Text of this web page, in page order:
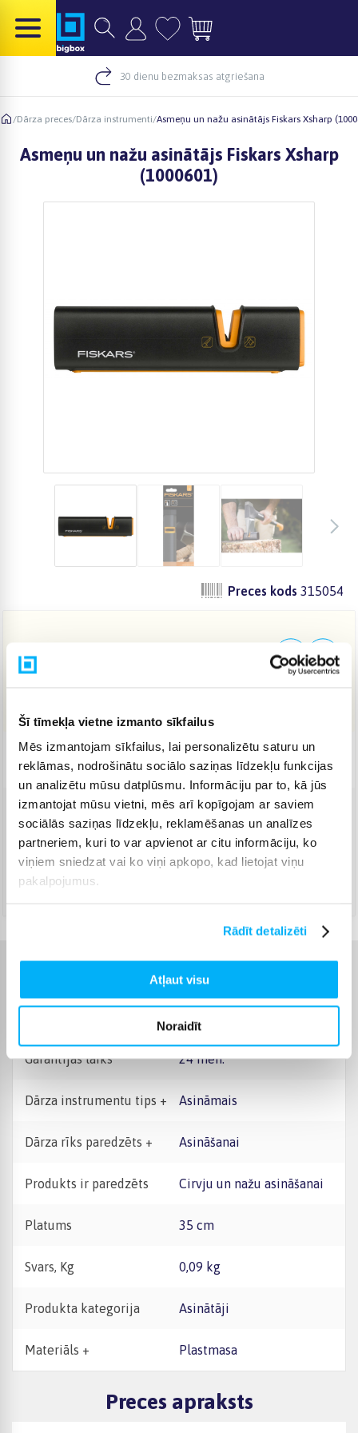
Šī tīmekļa vietne izmanto sīkfailus
Mēs izmantojam sīkfailus, lai personalizētu saturu un
reklāmas, nodrošinātu sociālo saziņas līdzekļu funkcijas
un analizētu mūsu datplūsmu. Informāciju par to, kā jūs
izmantojat mūsu vietni, mēs arī kopīgojam ar saviem
sociālās saziņas līdzekļu, reklamēšanas un analīzes
partneriem, kuri to var apvienot ar citu informāciju, ko
viņiem sniedzat vai ko viņi apkopo, kad lietojat viņu
pakalpojumus.
Rādīt detalizēti
Atļaut visu
Noraidīt
30 dienu bezmaksas atgriešana
/Dārza preces/Dārza instrumenti/Asmeņu un nažu asinātājs Fiskars Xsharp
Asmeņu un nažu asinātājs Fiskars Xsharp
(1000601)
Preces kods 315054
16,99 €
Piegāde: 3-6 d.d.
Venipak Kurjers (4,99 €)
Apmaksā pilnu summu skaidrā naudā piegādes brīdī.
DPD kurjers
Garantijas laiks 24 mēn.
Dārza instrumentu tips + Asināmais
Dārza rīks paredzēts + Asināšanai
Produkts ir paredzēts Cirvju un nažu asināšanai
Platums 35 cm
Svars, Kg 0,09 kg
Produkta kategorija Asinātāji
Materiāls + Plastmasa
Preces apraksts